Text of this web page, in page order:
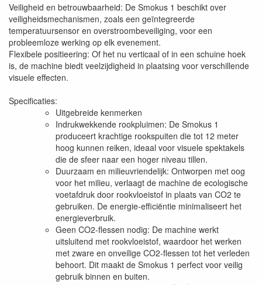
Veiligheid en betrouwbaarheid: De Smokus 1 beschikt over
veiligheidsmechanismen, zoals een geïntegreerde
temperatuursensor en overstroombeveiliging, voor een
probleemloze werking op elk evenement.
Flexibele positieering: Of het nu verticaal of in een schuine hoek
is, de machine biedt veelzijdigheid in plaatsing voor verschillende
visuele effecten.
Specificaties:
Uitgebreide kenmerken
Indrukwekkende rookpluimen: De Smokus 1
produceert krachtige rookspuiten die tot 12 meter
hoog kunnen reiken, ideaal voor visuele spektakels
die de sfeer naar een hoger niveau tillen.
Duurzaam en milieuvriendelijk: Ontworpen met oog
voor het milieu, verlaagt de machine de ecologische
voetafdruk door rookvloeistof in plaats van CO2 te
gebruiken. De energie-efficiëntie minimaliseert het
energieverbruik.
Geen CO2-flessen nodig: De machine werkt
uitsluitend met rookvloeistof, waardoor het werken
met zware en onveilige CO2-flessen tot het verleden
behoort. Dit maakt de Smokus 1 perfect voor veilig
gebruik binnen en buiten.